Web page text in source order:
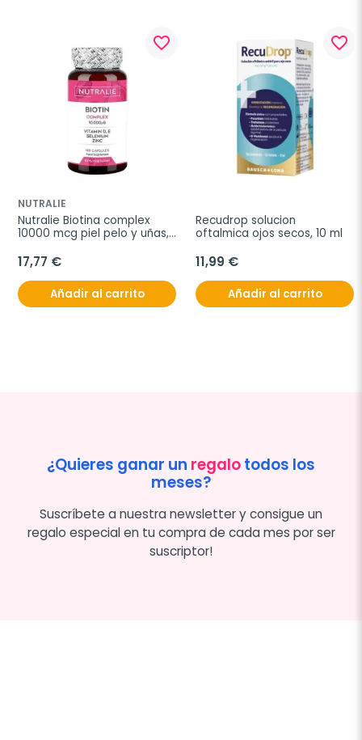
favorite_border
NUTRALIE
Nutralie Biotina complex
10000 mcg piel pelo y uñas,
17,77 €
Añadir al carrito
favorite_border
Recudrop solucion
oftalmica ojos secos, 10 ml
11,99 €
Añadir al carrito
¿Quieres ganar un regalotodos los
meses?
Suscríbete a nuestra newsletter y consigue un
regalo especial en tu compra de cada mes por ser
suscriptor!